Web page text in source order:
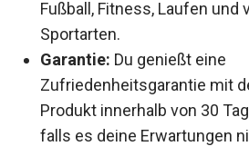
Multifunktional:Geeignet
Außenaktivitäten, begleitet
bei Fußball, Fitness, Laufen
Sportarten.
Garantie:Du genießt eine
Zufriedenheitsgarantie mit